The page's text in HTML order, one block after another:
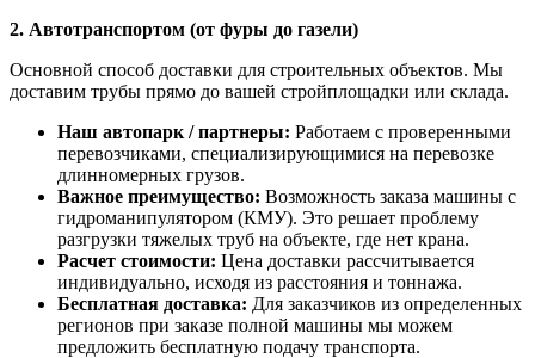
2. Автотранспортом (от фуры до газели)
Основной способ доставки для строительных объектов. Мы
доставим трубы прямо до вашей стройплощадки или склада.
Наш автопарк / партнеры: Работаем с проверенными
перевозчиками, специализирующимися на перевозке
длинномерных грузов.
Важное преимущество: Возможность заказа машины с
гидроманипулятором (КМУ). Это решает проблему
разгрузки тяжелых труб на объекте, где нет крана.
Расчет стоимости: Цена доставки рассчитывается
индивидуально, исходя из расстояния и тоннажа.
Бесплатная доставка: Для заказчиков из определенных
регионов при заказе полной машины мы можем
предложить бесплатную подачу транспорта.